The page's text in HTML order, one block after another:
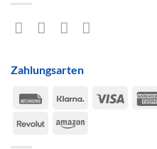
Zahlungsarten
Rechung
Klarna Visa
RevolutAmazon